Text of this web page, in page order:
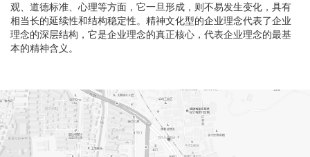
观、道德标准、心理等方面，它一旦形成，则不易发生变化，具有
相当长的延续性和结构稳定性。精神文化型的企业理念代表了企业
理念的深层结构，它是企业理念的真正核心，代表企业理念的最基
本的精神含义。